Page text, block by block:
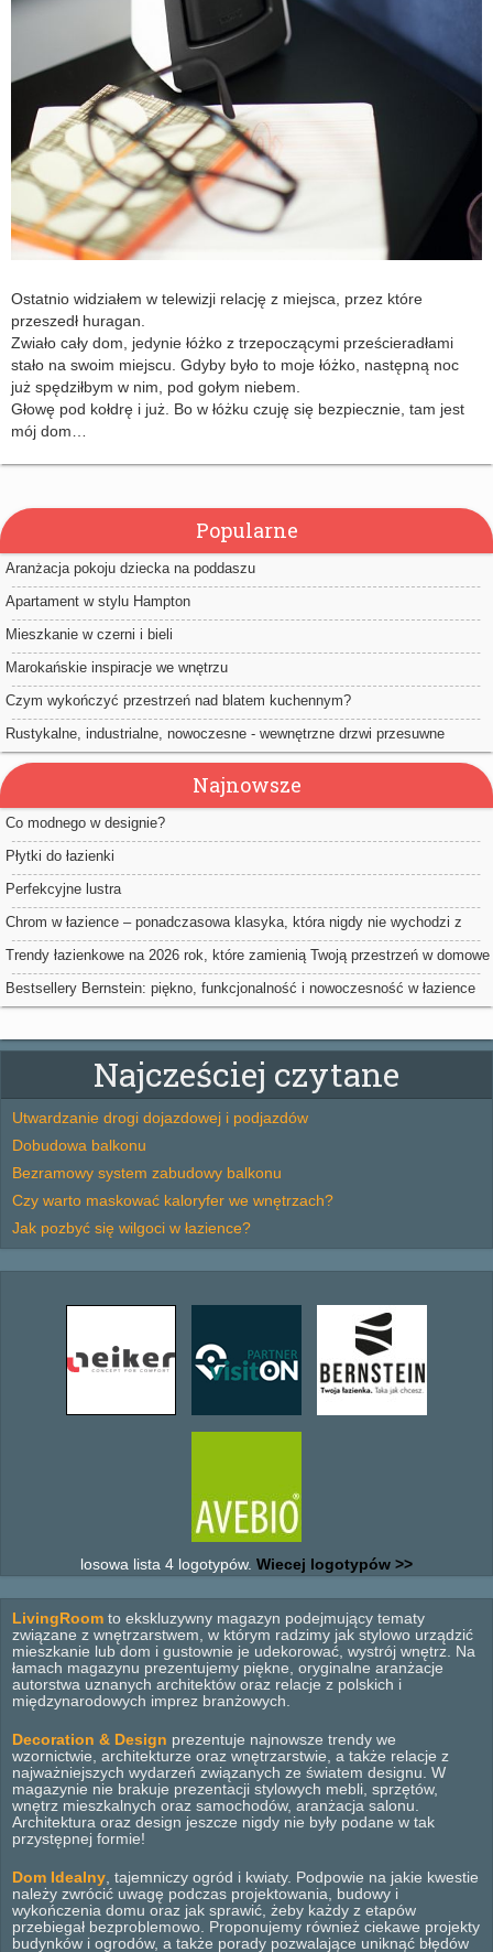
Ostatnio widziałem w telewizji relację z miejsca, przez które
przeszedł huragan.
Zwiało cały dom, jedynie łóżko z trzepoczącymi prześcieradłami
stało na swoim miejscu. Gdyby było to moje łóżko, następną noc
już spędziłbym w nim, pod gołym niebem.
Głowę pod kołdrę i już. Bo w łóżku czuję się bezpiecznie, tam jest
mój dom…
Popularne
Aranżacja pokoju dziecka na poddaszu
Apartament w stylu Hampton
Mieszkanie w czerni i bieli
Marokańskie inspiracje we wnętrzu
Czym wykończyć przestrzeń nad blatem kuchennym?
Rustykalne, industrialne, nowoczesne - wewnętrzne drzwi przesuwne
Najnowsze
Co modnego w designie?
Płytki do łazienki
Perfekcyjne lustra
Chrom w łazience – ponadczasowa klasyka, która nigdy nie wychodzi z
mody
Trendy łazienkowe na 2026 rok, które zamienią Twoją przestrzeń w domowe
spa
Bestsellery Bernstein: piękno, funkcjonalność i nowoczesność w łazience
Najcześciej czytane
Utwardzanie drogi dojazdowej i podjazdów
Dobudowa balkonu
Bezramowy system zabudowy balkonu
Czy warto maskować kaloryfer we wnętrzach?
Jak pozbyć się wilgoci w łazience?
losowa lista 4 logotypów. Wiecej logotypów >>
LivingRoom to ekskluzywny magazyn podejmujący tematy
związane z wnętrzarstwem, w którym radzimy jak stylowo urządzić
mieszkanie lub dom i gustownie je udekorować, wystrój wnętrz. Na
łamach magazynu prezentujemy piękne, oryginalne aranżacje
autorstwa uznanych architektów oraz relacje z polskich i
międzynarodowych imprez branżowych.
Decoration & Design prezentuje najnowsze trendy we
wzornictwie, architekturze oraz wnętrzarstwie, a także relacje z
najważniejszych wydarzeń związanych ze światem designu. W
magazynie nie brakuje prezentacji stylowych mebli, sprzętów,
wnętrz mieszkalnych oraz samochodów, aranżacja salonu.
Architektura oraz design jeszcze nigdy nie były podane w tak
przystępnej formie!
Dom Idealny, tajemniczy ogród i kwiaty. Podpowie na jakie kwestie
należy zwrócić uwagę podczas projektowania, budowy i
wykończenia domu oraz jak sprawić, żeby każdy z etapów
przebiegał bezproblemowo. Proponujemy również ciekawe projekty
budynków i ogrodów, a także porady pozwalające uniknąć błędów